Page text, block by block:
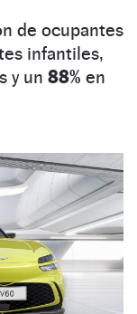
de ocupantes
infantiles,
y un 88% en